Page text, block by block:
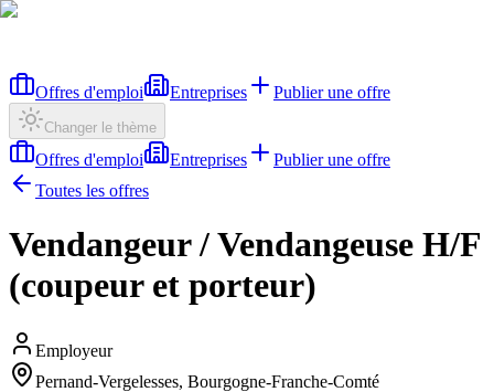
Offres d'emploi Entreprises Publier une offre
Changer le thème
Offres d'emploi Entreprises
Publier une offre
Toutes les offres
Vendangeur / Vendangeuse H/F
(coupeur et porteur)
Employeur
Pernand-Vergelesses, Bourgogne-Franche-Comté